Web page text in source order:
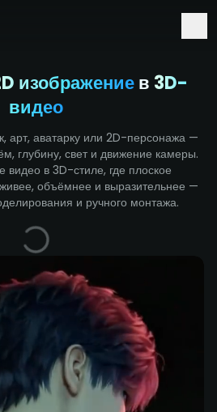
изображениев 3D-
видео
арт, аватарку или 2D-персонажа —
глубину, свет и движение камеры.
видео в 3D-стиле, где плоское
объёмнее и выразительнее —
и ручного монтажа.